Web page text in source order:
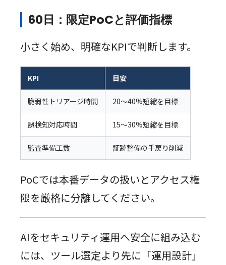
60日：限定PoCと評価指標
小さく始め、明確なKPIで判断します。
KPI 目安
脆弱性トリアージ時間 20〜40%短縮を目標
誤検知対応時間 15〜30%短縮を目標
監査準備工数 証跡整備の手戻り削減
PoCでは本番データの扱いとアクセス権
限を厳格に分離してください。
AIをセキュリティ運用へ安全に組み込む
には、ツール選定より先に「運用設計」